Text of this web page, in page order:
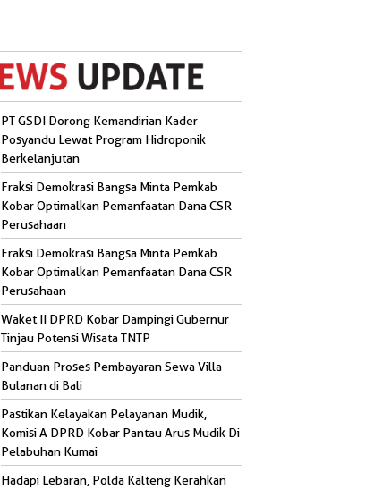
PT GSDI Dorong Kemandirian Kader
Posyandu Lewat Program Hidroponik
Berkelanjutan
Fraksi Demokrasi Bangsa Minta Pemkab
Kobar Optimalkan Pemanfaatan Dana CSR
Perusahaan
Fraksi Demokrasi Bangsa Minta Pemkab
Kobar Optimalkan Pemanfaatan Dana CSR
Perusahaan
Waket II DPRD Kobar Dampingi Gubernur
Tinjau Potensi Wisata TNTP
Panduan Proses Pembayaran Sewa Villa
Bulanan di Bali
Pastikan Kelayakan Pelayanan Mudik,
Komisi A DPRD Kobar Pantau Arus Mudik Di
Pelabuhan Kumai
Hadapi Lebaran, Polda Kalteng Kerahkan